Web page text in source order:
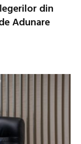
din
Adunare